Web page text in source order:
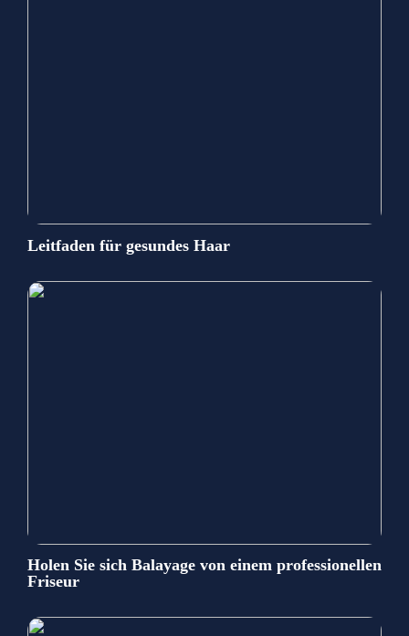
Leitfaden für gesundes Haar
Holen Sie sich Balayage von einem professionellen
Friseur